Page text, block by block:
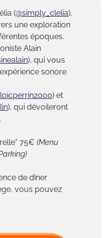
(@simply_clelia),
une exploration
époques.
Alain
), qui vous
sonore
) et
), qui dévoileront
75€ (Menu
de dîner
vous pouvez